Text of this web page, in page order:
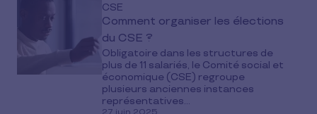
CSE
Comment organiser les élections
du CSE ?
Obligatoire dans les structures de
plus de 11 salariés, le Comité social et
économique (CSE) regroupe
plusieurs anciennes instances
représentatives...
27 juin 2025